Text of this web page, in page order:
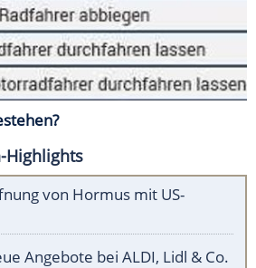
Highlights
von Hormus mit US-
Angebote bei ALDI, Lidl & Co.